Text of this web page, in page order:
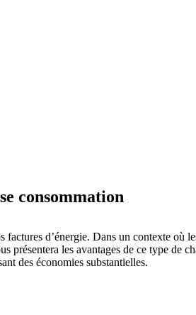
consommation
d’énergie. Dans un contexte où
présentera les avantages de ce type
des économies substantielles.